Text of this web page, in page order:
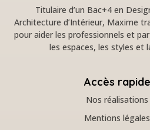
Titulaire d’un Bac+4 en
Architecture d’Intérieur, Maxime
pour aider les professionnels et
les espaces, les styles et
Accès rapide
Nos réalisations
Mentions légales